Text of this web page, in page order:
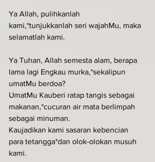
Ya Allah, pulihkanlah
kami,*tunjukkanlah seri wajahMu, maka
selamatlah kami.
Ya Tuhan, Allah semesta alam, berapa
lama lagi Engkau murka,*sekalipun
umatMu berdoa?
UmatMu Kauberi ratap tangis sebagai
makanan,*cucuran air mata berlimpah
sebagai minuman.
Kaujadikan kami sasaran kebencian
para tetangga*dan olok-olokan musuh
kami.